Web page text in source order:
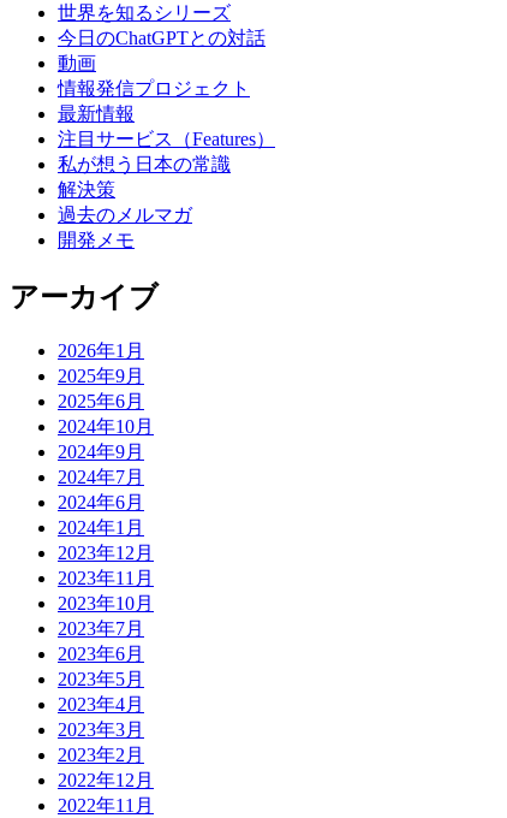
世界を知るシリーズ
今日のChatGPTとの対話
動画
情報発信プロジェクト
最新情報
注目サービス（Features）
私が想う日本の常識
解決策
過去のメルマガ
開発メモ
アーカイブ
2026年1月
2025年9月
2025年6月
2024年10月
2024年9月
2024年7月
2024年6月
2024年1月
2023年12月
2023年11月
2023年10月
2023年7月
2023年6月
2023年5月
2023年4月
2023年3月
2023年2月
2022年12月
2022年11月